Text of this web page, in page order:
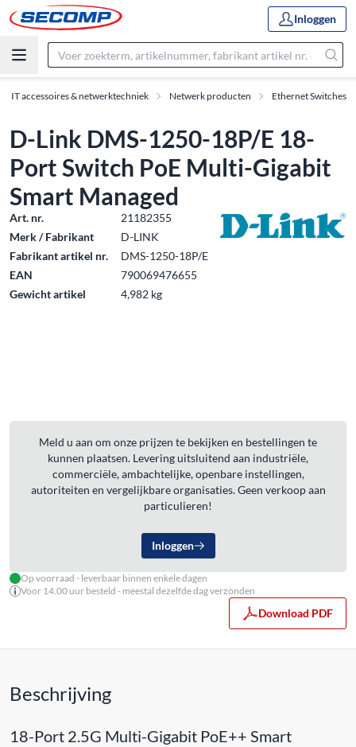
Inloggen
IT accessoires & netwerktechniek Netwerk producten Ethernet Switches
D-Link DMS-1250-18P/E 18-
Port Switch PoE Multi-Gigabit
Smart Managed
Art. nr.
21182355
Merk / Fabrikant
D-LINK
Fabrikant artikel nr.
DMS-1250-18P/E
EAN
790069476655
Gewicht artikel
4,982 kg
Meld u aan om onze prijzen te bekijken en bestellingen te
kunnen plaatsen. Levering uitsluitend aan industriële,
commerciële, ambachtelijke, openbare instellingen,
autoriteiten en vergelijkbare organisaties. Geen verkoop aan
particulieren!
Inloggen
Op voorraad - leverbaar binnen enkele dagen
Voor 14.00 uur besteld - meestal dezelfde dag verzonden
Download PDF
Beschrijving
18-Port 2.5G Multi-Gigabit PoE++ Smart